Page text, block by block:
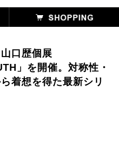
口歴個展
」を開催。対称性・
着想を得た最新シリ